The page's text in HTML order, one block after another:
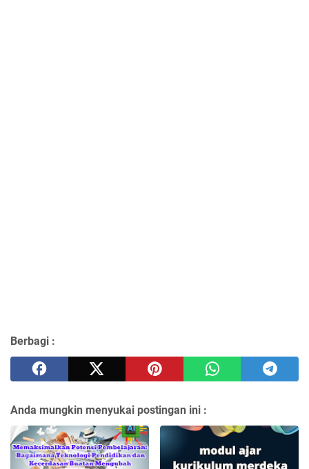
Berbagi :
Anda mungkin menyukai postingan ini :